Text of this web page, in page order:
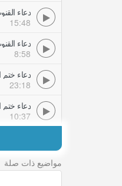
دعاء
15:48
دعاء
8:58
دعاء ختم
23:18
دعاء ختم
10:37
مواضيع ذات صلة